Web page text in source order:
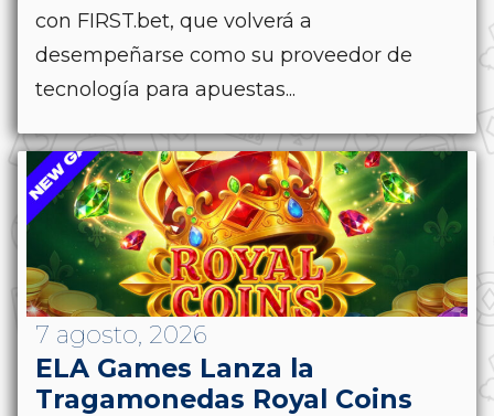
con FIRST.bet, que volverá a
desempeñarse como su proveedor de
tecnología para apuestas...
7 agosto, 2026
ELA Games Lanza la
Tragamonedas Royal Coins